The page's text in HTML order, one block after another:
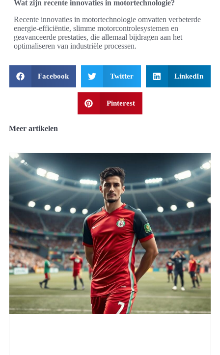
Wat zijn recente innovaties in motortechnologie?
Recente innovaties in motortechnologie omvatten verbeterde
energie-efficiëntie, slimme motorcontrolesystemen en
geavanceerde prestaties, die allemaal bijdragen aan het
optimaliseren van industriële processen.
Facebook Twitter LinkedIn
Pinterest
Meer artikelen